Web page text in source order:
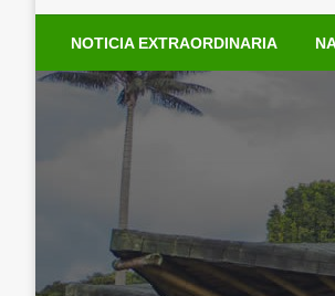
NOTICIA EXTRAORDINARIA